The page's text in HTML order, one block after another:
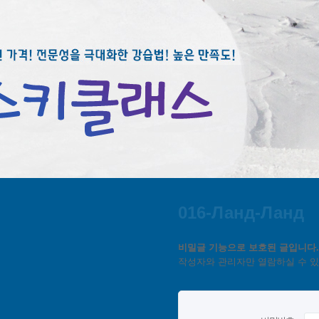
016-Ланд-Ланд
비밀글 기능으로 보호된 글입니다.
작성자와 관리자만 열람하실 수